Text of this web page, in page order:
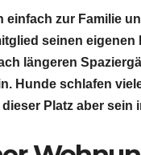
einfach zur Familie
seinen eigenen
längeren
Hunde schlafen
Platz aber sein